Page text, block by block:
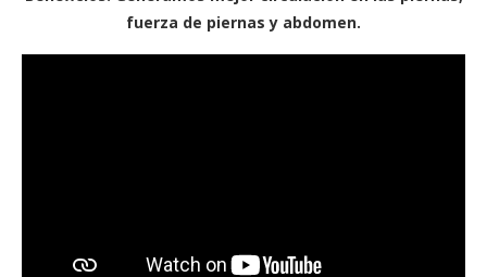
fuerza de piernas y abdomen.